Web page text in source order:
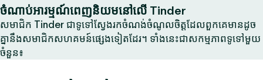
ចំណាប់អារម្មណ៍ពេញនិយមនៅលើ Tinder
សមាជិក Tinder ជាទូទៅស្វែងរកចំណង់ចំណូលចិត្តដែលពួកគេមានដូច
គ្នានឹងសមាជិកសហគមន៍ផ្សេងទៀតដែរ។ ទាំងនេះជាសកម្មភាពទូទៅមួយ
ចំនួន៖